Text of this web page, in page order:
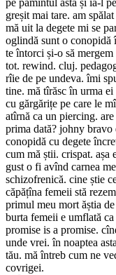
pe pămîntul ăsta și ia-l
greșit mai tare. am
mă uit la degete mi se
oglindă sunt o
te întorci și-o să
tot. rewind. cluj.
rîie de pe undeva. îmi
tine. mă tîrăsc în urma
cu gărgărițe pe care le
atîrnă ca un piercing.
prima dată? johny
conopidă cu degete
cum mă știi. crispat. așa
gust o fi avînd carnea
schizofrenică. cine știe
căpățîna femeii stă
primul meu mort ăștia
burta femeii e umflată
promise is a promise.
unde vrei. în noaptea
tău. mă întreb cum ne
covrigei.